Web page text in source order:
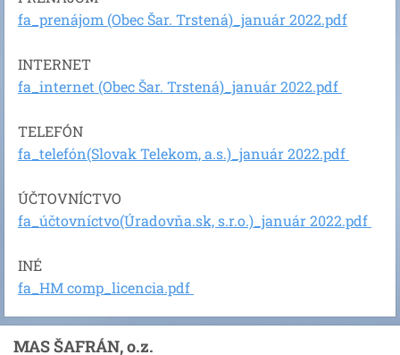
fa_prenájom (Obec Šar. Trstená)_január 2022.pdf
INTERNET
fa_internet (Obec Šar. Trstená)_január 2022.pdf
TELEFÓN
fa_telefón(Slovak Telekom, a.s.)_január 2022.pdf
ÚČTOVNÍCTVO
fa_účtovníctvo(Úradovňa.sk, s.r.o.)_január 2022.pdf
INÉ
fa_HM comp_licencia.pdf
MAS ŠAFRÁN, o.z.